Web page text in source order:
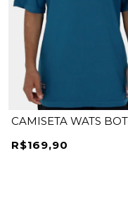
CAMISETA WATS
R$169,90